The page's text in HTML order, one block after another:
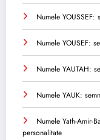
Numele
Numele YOUSEF:
Numele YAUTAH:
Numele YAUK:
Numele Yath-Amir-
personalitate